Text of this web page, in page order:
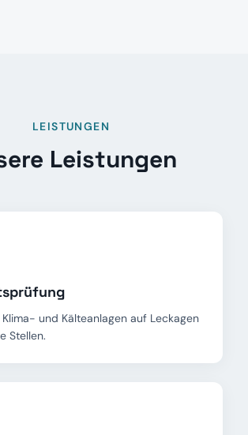
LEISTUNGEN
Leistungen
Klima- und Kälteanlagen auf Leckagen
Stellen.